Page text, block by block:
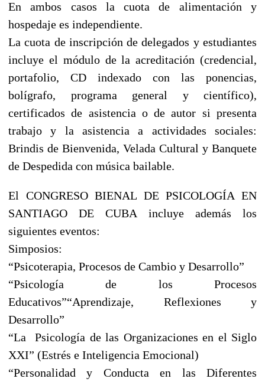
En ambos casos la cuota de alimentación y
hospedaje es independiente.
La cuota de inscripción de delegados y estudiantes
incluye el módulo de la acreditación (credencial,
portafolio, CD indexado con las ponencias,
bolígrafo, programa general y científico),
certificados de asistencia o de autor si presenta
trabajo y la asistencia a actividades sociales:
Brindis de Bienvenida, Velada Cultural y Banquete
de Despedida con música bailable.
El CONGRESO BIENAL DE PSICOLOGÍA EN
SANTIAGO DE CUBA incluye además los
siguientes eventos:
Simposios:
“Psicoterapia, Procesos de Cambio y Desarrollo”
“Psicología de los Procesos
Educativos”“Aprendizaje, Reflexiones y
Desarrollo”
“La Psicología de las Organizaciones en el Siglo
XXI” (Estrés e Inteligencia Emocional)
“Personalidad y Conducta en las Diferentes